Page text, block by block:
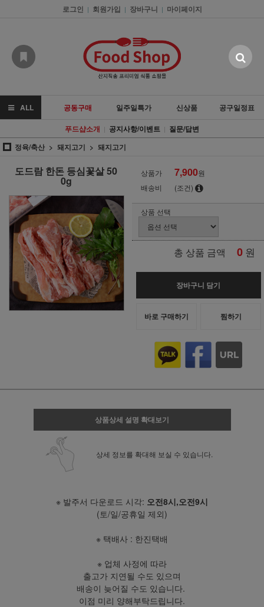
로그인 | 회원가입 | 장바구니 | 마이페이지
ALL 공동구매 일주일특가 신상품
공구일정표
푸드샵소개 | 공지사항/이벤트 | 질문/답변
정육/축산
돼지고기 돼지고기
도드람 한돈 등심꽃살 50
0g
상품가 7,900원
배송비
(조건)
상품 선택
총 상품 금액 0 원
장바구니 담기
바로 구매하기 찜하기
상품상세 설명 확대보기
상세 정보를 확대해 보실 수 있습니다.
※ 발주서 다운로드 시각: 오전8시,오전9시
(토/일/공휴일 제외)
※ 택배사 : 한진택배
※ 업체 사정에 따라
출고가 지연될 수도 있으며
배송이 늦어질 수도 있습니다.
이점 미리 양해부탁드립니다.